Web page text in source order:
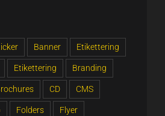
Banner Etikettering
Etikettering Branding
CD CMS
Folders Flyer